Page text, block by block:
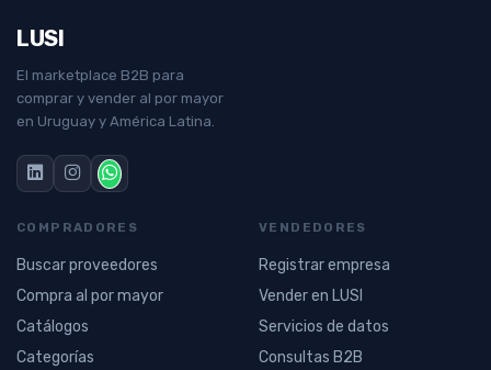
LUSI
El marketplace B2B para
comprar y vender al por mayor
en Uruguay y América Latina.
COMPRADORES
Buscar proveedores
Compra al por mayor
Catálogos
Categorías
VENDEDORES
Registrar empresa
Vender en LUSI
Servicios de datos
Consultas B2B